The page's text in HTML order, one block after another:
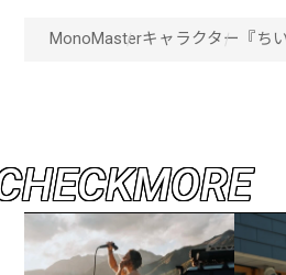
MonoMasterキャラクター 『ち
HECKMORE